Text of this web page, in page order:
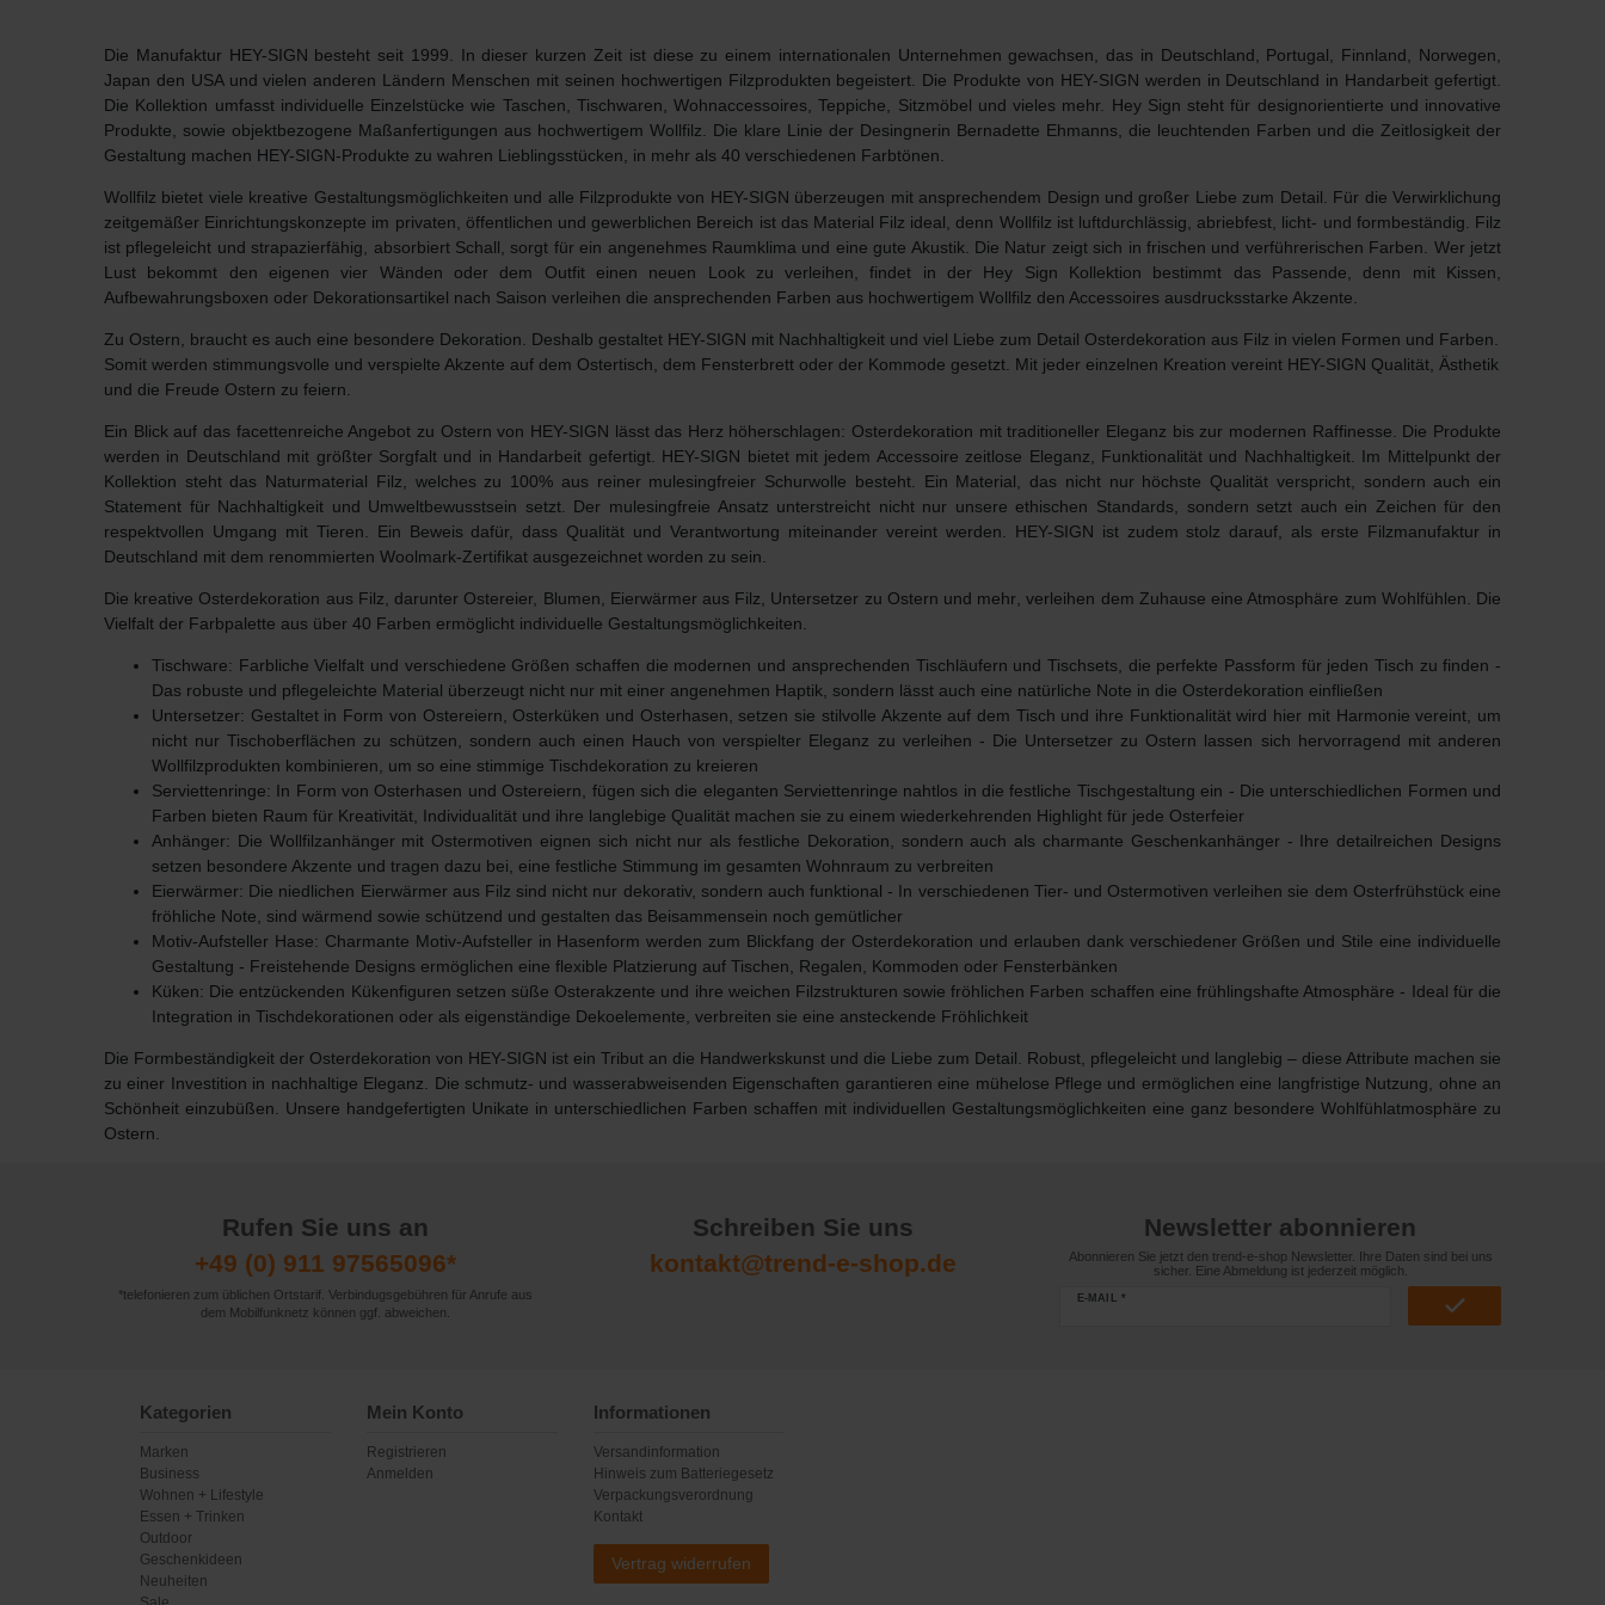
Die Manufaktur HEY-SIGN besteht seit 1999. In dieser kurzen Zeit ist diese zu einem internationalen Unternehmen gewachsen, das in Deutschland, Portugal, Finnland, Norwegen,
Japan den USA und vielen anderen Ländern Menschen mit seinen hochwertigen Filzprodukten begeistert. Die Produkte von HEY-SIGN werden in Deutschland in Handarbeit gefertigt.
Die Kollektion umfasst individuelle Einzelstücke wie Taschen, Tischwaren, Wohnaccessoires, Teppiche, Sitzmöbel und vieles mehr. Hey Sign steht für designorientierte und innovative
Produkte, sowie objektbezogene Maßanfertigungen aus hochwertigem Wollfilz. Die klare Linie der Desingnerin Bernadette Ehmanns, die leuchtenden Farben und die Zeitlosigkeit der
Gestaltung machen HEY-SIGN-Produkte zu wahren Lieblingsstücken, in mehr als 40 verschiedenen Farbtönen.
Wollfilz bietet viele kreative Gestaltungsmöglichkeiten und alle Filzprodukte von HEY-SIGN überzeugen mit ansprechendem Design und großer Liebe zum Detail. Für die Verwirklichung
zeitgemäßer Einrichtungskonzepte im privaten, öffentlichen und gewerblichen Bereich ist das Material Filz ideal, denn Wollfilz ist luftdurchlässig, abriebfest, licht- und formbeständig. Filz
ist pflegeleicht und strapazierfähig, absorbiert Schall, sorgt für ein angenehmes Raumklima und eine gute Akustik. Die Natur zeigt sich in frischen und verführerischen Farben. Wer jetzt
Lust bekommt den eigenen vier Wänden oder dem Outfit einen neuen Look zu verleihen, findet in der Hey Sign Kollektion bestimmt das Passende, denn mit Kissen,
Aufbewahrungsboxen oder Dekorationsartikel nach Saison verleihen die ansprechenden Farben aus hochwertigem Wollfilz den Accessoires ausdrucksstarke Akzente.
Zu Ostern, braucht es auch eine besondere Dekoration. Deshalb gestaltet HEY-SIGN mit Nachhaltigkeit und viel Liebe zum Detail Osterdekoration aus Filz in vielen Formen und Farben.
Somit werden stimmungsvolle und verspielte Akzente auf dem Ostertisch, dem Fensterbrett oder der Kommode gesetzt. Mit jeder einzelnen Kreation vereint HEY-SIGN Qualität, Ästhetik
und die Freude Ostern zu feiern.
Ein Blick auf das facettenreiche Angebot zu Ostern von HEY-SIGN lässt das Herz höherschlagen: Osterdekoration mit traditioneller Eleganz bis zur modernen Raffinesse. Die Produkte
werden in Deutschland mit größter Sorgfalt und in Handarbeit gefertigt. HEY-SIGN bietet mit jedem Accessoire zeitlose Eleganz, Funktionalität und Nachhaltigkeit. Im Mittelpunkt der
Kollektion steht das Naturmaterial Filz, welches zu 100% aus reiner mulesingfreier Schurwolle besteht. Ein Material, das nicht nur höchste Qualität verspricht, sondern auch ein
Statement für Nachhaltigkeit und Umweltbewusstsein setzt. Der mulesingfreie Ansatz unterstreicht nicht nur unsere ethischen Standards, sondern setzt auch ein Zeichen für den
respektvollen Umgang mit Tieren. Ein Beweis dafür, dass Qualität und Verantwortung miteinander vereint werden. HEY-SIGN ist zudem stolz darauf, als erste Filzmanufaktur in
Deutschland mit dem renommierten Woolmark-Zertifikat ausgezeichnet worden zu sein.
Die kreative Osterdekoration aus Filz, darunter Ostereier, Blumen, Eierwärmer aus Filz, Untersetzer zu Ostern und mehr , verleihen dem Zuhause eine Atmosphäre zum Wohlfühlen. Die
Vielfalt der Farbpalette aus über 40 Farben ermöglicht individuelle Gestaltungsmöglichkeiten.
Tischware: Farbliche Vielfalt und verschiedene Größen schaffen die modernen und ansprechenden Tischläufern und Tischsets, die perfekte Passform für jeden Tisch zu finden -
Das robuste und pflegeleichte Material überzeugt nicht nur mit einer angenehmen Haptik , sondern lässt auch eine natürliche Note in die Osterdekoration einfließen
Untersetzer: Gestaltet in Form von Ostereiern, Osterküken und Osterhasen, setzen sie stilvolle Akzente auf dem Tisch und ihre Funktionalität wird hier mit Harmonie vereint, um
nicht nur Tischoberflächen zu schützen, sondern auch einen Hauch von verspielter Eleganz zu verleihen - Die Untersetzer zu Ostern lassen sich hervorragend mit anderen
Wollfilzprodukten kombinieren, um so eine stimmige Tischdekoration zu kreieren
Serviettenringe: In Form von Osterhasen und Ostereiern, fügen sich die eleganten Serviettenringe nahtlos in die festliche Tischgestaltung ein - Die unterschiedlichen Formen und
Farben bieten Raum für Kreativität, Individualität und ihre langlebige Qualität machen sie zu einem wiederkehrenden Highlight für jede Osterfeier
Anhänger: Die Wollfilzanhänger mit Ostermotiven eignen sich nicht nur als festliche Dekoration, sondern auch als charmante Geschenkanhänger - Ihre detailreichen Designs
setzen besondere Akzente und tragen dazu bei, eine festliche Stimmung im gesamten Wohnraum zu verbreiten
Eierwärmer: Die niedlichen Eierwärmer aus Filz sind nicht nur dekorativ, sondern auch funktional - In verschiedenen Tier- und Ostermotiven verleihen sie dem Osterfrühstück eine
fröhliche Note, sind wärmend sowie schützend und gestalten das Beisammensein noch gemütlicher
Motiv-Aufsteller Hase: Charmante Motiv-Aufsteller in Hasenform werden zum Blickfang der Osterdekoration und erlauben dank verschiedener Größen und Stile eine individuelle
Gestaltung - Freistehende Designs ermöglichen eine flexible Platzierung auf Tischen, Regalen, Kommoden oder Fensterbänken
Küken: Die entzückenden Kükenfiguren setzen süße Osterakzente und ihre weichen Filzstrukturen sowie fröhlichen Farben schaffen eine frühlingshafte Atmosphäre - Ideal für die
Integration in Tischdekorationen oder als eigenständige Dekoelemente, verbreiten sie eine ansteckende Fröhlichkeit
Die Formbeständigkeit der Osterdekoration von HEY-SIGN ist ein Tribut an die Handwerkskunst und die Liebe zum Detail. Robust, pflegeleicht und langlebig – diese Attribute machen sie
zu einer Investition in nachhaltige Eleganz . Die schmutz- und wasserabweisenden Eigenschaften garantieren eine mühelose Pflege und ermöglichen eine langfristige Nutzung, ohne an
Schönheit einzubüßen. Unsere handgefertigten Unikate in unterschiedlichen Farben schaffen mit individuellen Gestaltungsmöglichkeiten eine ganz besondere Wohlfühlatmosphäre zu
Ostern.
Rufen Sie uns an
+49 (0) 911 97565096*
*telefonieren zum üblichen Ortstarif. Verbindugsgebühren für Anrufe aus
dem Mobilfunknetz können ggf. abweichen.
Schreiben Sie uns
kontakt@trend-e-shop.de
Newsletter abonnieren
Abonnieren Sie jetzt den trend-e-shop Newsletter. Ihre Daten sind bei uns
sicher. Eine Abmeldung ist jederzeit möglich.
E-MAIL *
Kategorien
Marken
Business
Wohnen + Lifestyle
Essen + Trinken
Outdoor
Geschenkideen
Neuheiten
Mein Konto
Registrieren
Anmelden
Informationen
Versandinformation
Hinweis zum Batteriegesetz
Verpackungsverordnung
Kontakt
Vertrag widerrufen